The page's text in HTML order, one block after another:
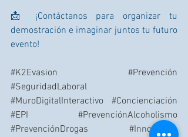
📩 ¡Contáctanos para organizar tu
demostración e imaginar juntos tu futuro
evento!
#K2Evasion
#Prevención
#SeguridadLaboral
#MuroDigitalInteractivo
#Concienciación
#EPI
#PrevenciónAlcoholismo
#PrevenciónDrogas
#Innovación